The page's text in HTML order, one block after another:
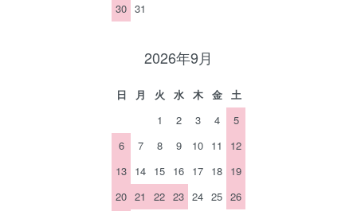
30 31
2026年9月
日 月 火 水 木 金
土
1
2 3 4
5
6
7 8 9 10 11
12
13 14 15 16 17 18 19
20 21 22 23 24 25 26